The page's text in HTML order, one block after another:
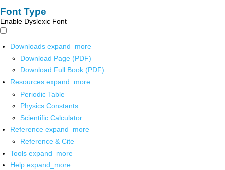
Font Type
Enable Dyslexic Font
Downloads expand_more
Download Page (PDF)
Download Full Book (PDF)
Resources expand_more
Periodic Table
Physics Constants
Scientific Calculator
Reference expand_more
Reference & Cite
Tools expand_more
Help expand_more